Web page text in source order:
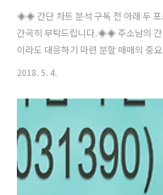
◈◈ 간단 차트 분석 구독 전 아래 두 포
간곡히 부탁드립니다.◈◈ 주소남의 간
이라도 대응하기 마련 분할 매매의 중
는 남자 주소남입니다. 이번 시간에 소
품, 의료기기의약품 및 의약부외품 제
유하고 있으며 녹십자엠에스는 2011년
백 영업부문을 인수하여 사업을 하고
주식공부/간단 차트 분석[ㄴ]] - 주소남
트 분..
2018. 5. 4.